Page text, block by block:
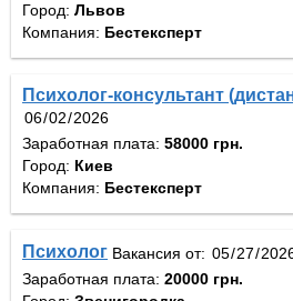
Город: Львов
Компания: Бестексперт
Психолог-консультант
Заработная плата: 58000 грн.
Город: Киев
Компания: Бестексперт
Психолог Вакансия от:
Заработная плата: 20000 грн.